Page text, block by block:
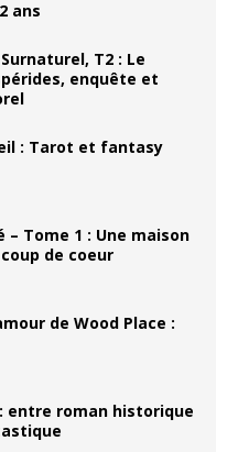
ans
T2 : Le
enquête et
: Tarot et fantasy
– Tome 1 : Une maison
de coeur
de Wood Place :
: entre roman historique